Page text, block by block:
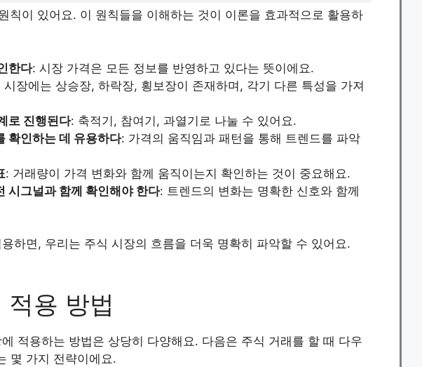
칙이 있어요. 이 원칙들을 이해하는 것이 이론을 효과적으로 활용하
한다: 시장 가격은 모든 정보를 반영하고 있다는 뜻이에요.
시장에는 상승장, 하락장, 횡보장이 존재하며, 각기 다른 특성을 가져
로 진행된다: 축적기, 참여기, 과열기로 나눌 수 있어요.
확인하는 데 유용하다: 가격의 움직임과 패턴을 통해 트렌드를 파악
: 거래량이 가격 변화와 함께 움직이는지 확인하는 것이 중요해요.
시그널과 함께 확인해야 한다: 트렌드의 변화는 명확한 신호와 함께
하면, 우리는 주식 시장의 흐름을 더욱 명확히 파악할 수 있어요.
적용 방법
적용하는 방법은 상당히 다양해요. 다음은 주식 거래를 할 때 다우
몇 가지 전략이에요.